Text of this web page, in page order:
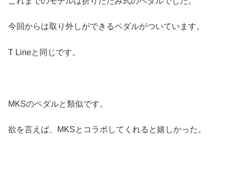
今回からは取り外しができるペダルがついています。
T Lineと同じです。
MKSのペダルと類似です。
欲を言えば、MKSとコラボしてくれると嬉しかった。